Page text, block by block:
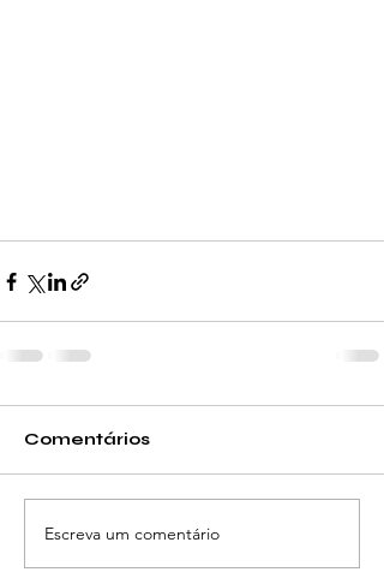
Comentários
Escreva um comentário